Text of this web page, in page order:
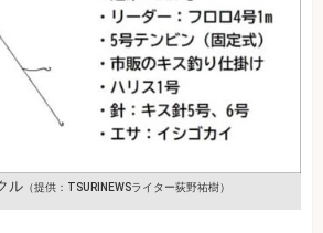
ル（提供：TSURINEWSライター荻野祐樹）